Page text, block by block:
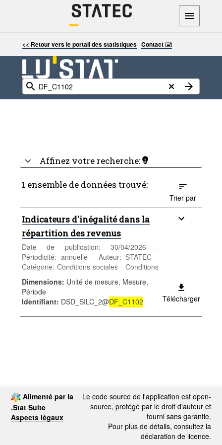
<< Retour vers le portail des statistiques| Contact 🖃
Affinez votre recherche:
1 ensemble de données trouvé:
Trier par
Indicateurs d'inégalité dans la
répartition des revenus
Date de publication: 30/04/2026 -
Périodicité: annuelle - Auteur: STATEC -
Catégorie: Conditions sociales - Conditions
de vie - Mots-clés: revenus et pauvreté
***Remplace table DF_C1102***
Dimensions: Unité de mesure, Mesure,
Période
Identifiant: DSD_SILC_2@DF_C1102 Télécharger
Alimenté par la
.Stat Suite
Aspects légaux
Le code source de l'application est open-
source, protégé par le droit d'auteur et
fourni sans garantie.
Pour plus de détails, consultez la
déclaration de licence.